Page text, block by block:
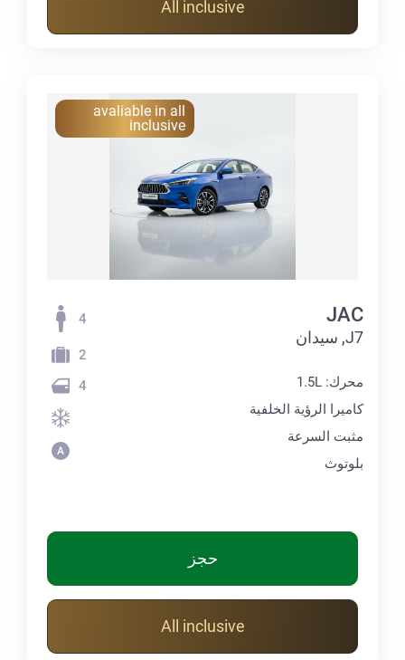
All inclusive
avaliable in all
inclusive
JAC
J7, سيدان
محرك: 1.5L
كاميرا الرؤية الخلفية
مثبت السرعة
بلوتوث
4
2
4
حجز
All inclusive